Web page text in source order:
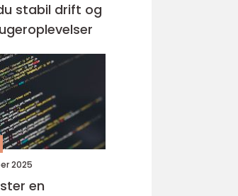
stabil drift og
2025
en